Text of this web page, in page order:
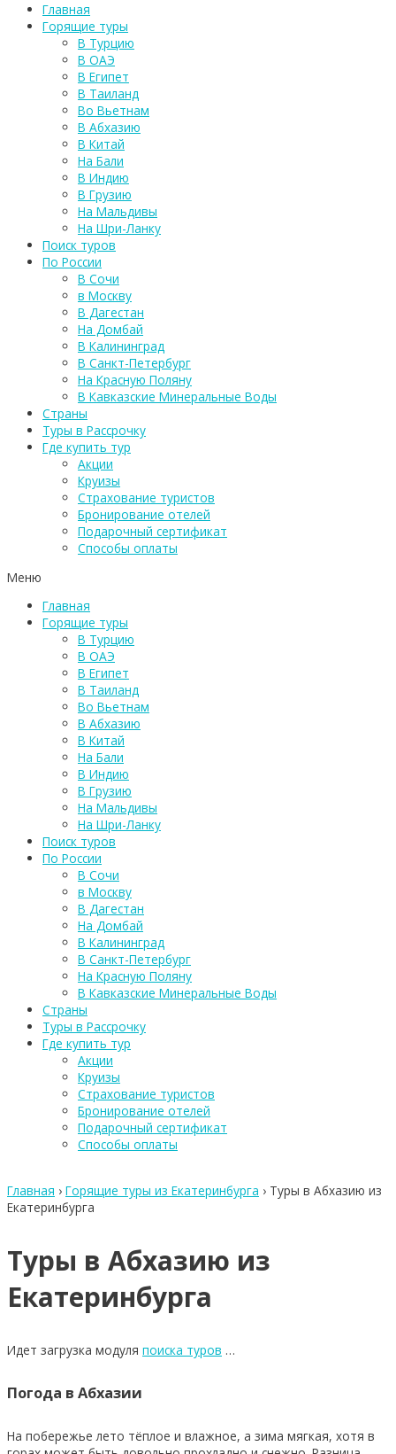
Главная
Горящие туры
В Турцию
В ОАЭ
В Египет
В Таиланд
Во Вьетнам
В Абхазию
В Китай
На Бали
В Индию
В Грузию
На Мальдивы
На Шри-Ланку
Поиск туров
По России
В Сочи
в Москву
В Дагестан
На Домбай
В Калининград
В Санкт-Петербург
На Красную Поляну
В Кавказские Минеральные Воды
Страны
Туры в Рассрочку
Где купить тур
Акции
Круизы
Страхование туристов
Бронирование отелей
Подарочный сертификат
Способы оплаты
Меню
Главная
Горящие туры
В Турцию
В ОАЭ
В Египет
В Таиланд
Во Вьетнам
В Абхазию
В Китай
На Бали
В Индию
В Грузию
На Мальдивы
На Шри-Ланку
Поиск туров
По России
В Сочи
в Москву
В Дагестан
На Домбай
В Калининград
В Санкт-Петербург
На Красную Поляну
В Кавказские Минеральные Воды
Страны
Туры в Рассрочку
Где купить тур
Акции
Круизы
Страхование туристов
Бронирование отелей
Подарочный сертификат
Способы оплаты
Главная › Горящие туры из Екатеринбурга › Туры в Абхазию из
Екатеринбурга
Туры в Абхазию из
Екатеринбурга
Идет загрузка модуля поиска туров …
Погода в Абхазии
На побережье лето тёплое и влажное, а зима мягкая, хотя в